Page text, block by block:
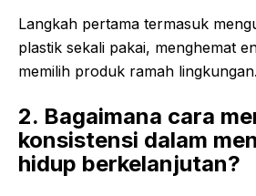
Langkah pertama termasuk
plastik sekali pakai, menghemat
memilih produk ramah lingkungan.
2. Bagaimana cara
konsistensi dalam
hidup berkelanjutan?